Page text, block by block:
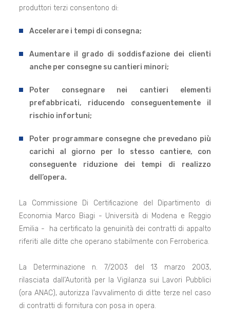
produttori terzi consentono di:
Accelerare i tempi di consegna;
Aumentare il grado di soddisfazione dei clienti
anche per consegne su cantieri minori;
Poter consegnare nei cantieri elementi
prefabbricati, riducendo conseguentemente il
rischio infortuni;
Poter programmare consegne che prevedano più
carichi al giorno per lo stesso cantiere, con
conseguente riduzione dei tempi di realizzo
dell’opera.
La Commissione Di Certificazione del Dipartimento di
Economia Marco Biagi - Università di Modena e Reggio
Emilia - ha certificato la genuinità dei contratti di appalto
riferiti alle ditte che operano stabilmente con Ferroberica.
La Determinazione n. 7/2003 del 13 marzo 2003,
rilasciata dall’Autorità per la Vigilanza sui Lavori Pubblici
(ora ANAC), autorizza l’avvalimento di ditte terze nel caso
di contratti di fornitura con posa in opera.